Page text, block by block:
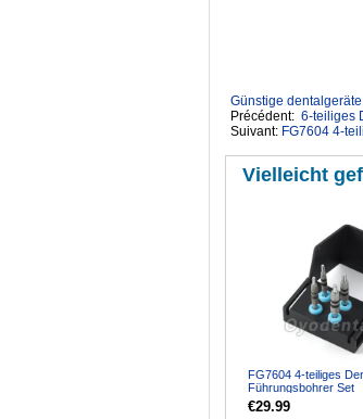
Günstige dentalgeräte
Précédent: 6-teiliges
Suivant: FG7604 4-
Vielleicht
FG7604 4-teiliges
Führungsbohrer Set
Positionsführung &
€29.99